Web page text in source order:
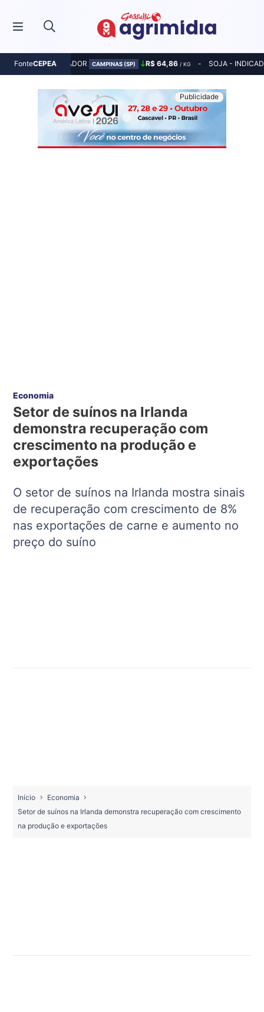
FonteCEPEA
MILHO - INDICADOR CAMPINAS (SP) R$ 64,86 / KG SOJA -
Economia
Setor de suínos na Irlanda
demonstra recuperação com
crescimento na produção e
exportações
O setor de suínos na Irlanda mostra sinais
de recuperação com crescimento de 8%
nas exportações de carne e aumento no
preço do suíno
Início
Economia
Setor de suínos na Irlanda demonstra recuperação com crescimento
na produção e exportações